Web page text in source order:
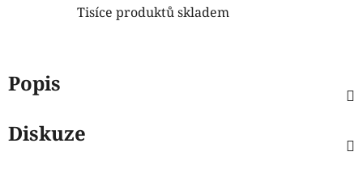
Tisíce produktů skladem
Popis
Diskuze